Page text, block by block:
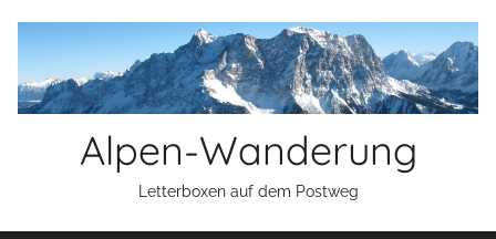
springen
Alpen-Wanderung
Letterboxen auf dem Postweg